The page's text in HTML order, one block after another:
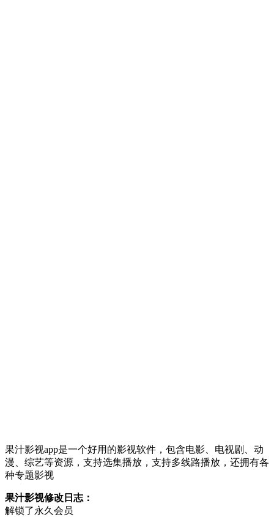
果汁影视app是一个好用的影视软件，包含电影、电视剧、动
漫、综艺等资源，支持选集播放，支持多线路播放，还拥有各
种专题影视
果汁影视修改日志：
解锁了永久会员